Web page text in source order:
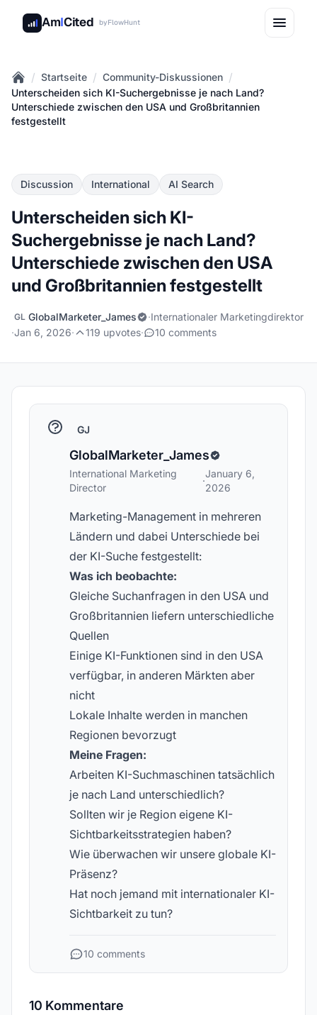
AmICited byFlowHunt
Home
/ Startseite / Community-Diskussionen /
Unterscheiden sich KI-Suchergebnisse je nach Land?
Unterschiede zwischen den USA und Großbritannien
festgestellt
Discussion International AI Search
Unterscheiden sich KI-
Suchergebnisse je nach Land?
Unterschiede zwischen den USA
und Großbritannien festgestellt
GL GlobalMarketer_James ·Internationaler Marketingdirektor
·Jan 6, 2026· 119 upvotes· 10 comments
GJ
GlobalMarketer_James
International Marketing
Director
·
January 6,
2026
Marketing-Management in mehreren
Ländern und dabei Unterschiede bei
der KI-Suche festgestellt:
Was ich beobachte:
Gleiche Suchanfragen in den USA und
Großbritannien liefern unterschiedliche
Quellen
Einige KI-Funktionen sind in den USA
verfügbar, in anderen Märkten aber
nicht
Lokale Inhalte werden in manchen
Regionen bevorzugt
Meine Fragen:
Arbeiten KI-Suchmaschinen tatsächlich
je nach Land unterschiedlich?
Sollten wir je Region eigene KI-
Sichtbarkeitsstrategien haben?
Wie überwachen wir unsere globale KI-
Präsenz?
Hat noch jemand mit internationaler KI-
Sichtbarkeit zu tun?
10 comments
10 Kommentare